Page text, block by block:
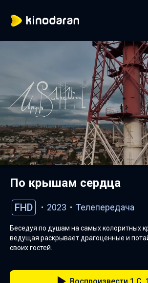
По крышам сердца
FHD 2023 Телепередача
Беседуя по душам на самых колоритных
ведущая раскрывает драгоценные и
своих гостей.